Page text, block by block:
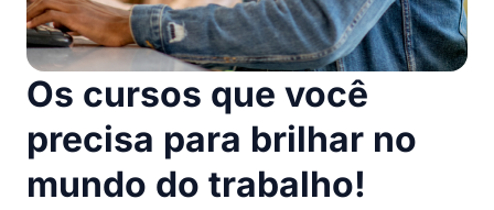
Os cursos que você
precisa para brilhar no
mundo do trabalho!